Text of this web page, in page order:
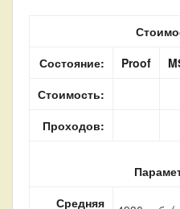
Состояние:
Proof
Стоимость:
Проходов:
Средняя